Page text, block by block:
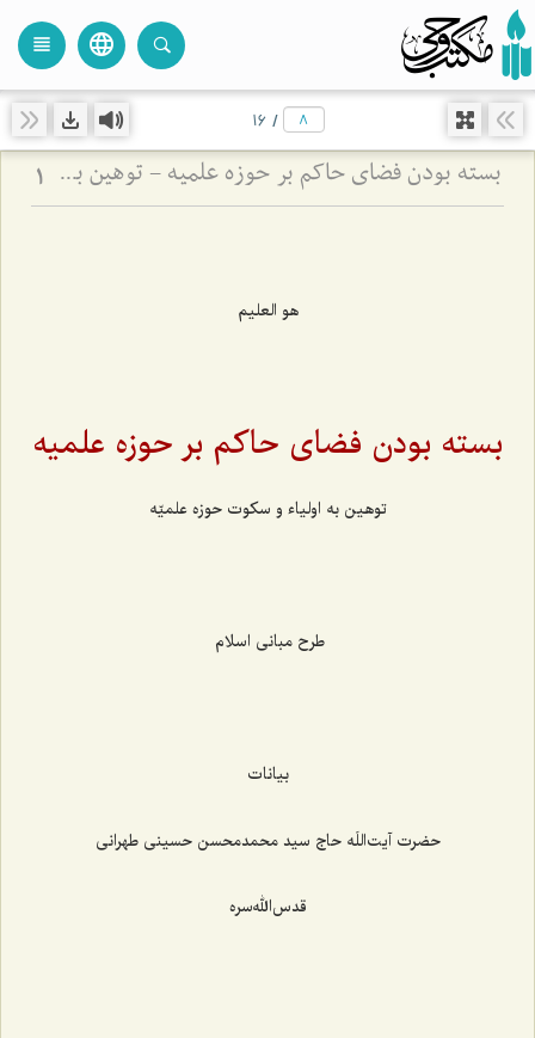
language
view_headline
/
16
بسته بودن فضای حاکم بر حوزه علمیه - توهین به اولیاء و سکوت حوزه علمیّه 1
هو العليم
بسته بودن فضای حاکم بر حوزه علمیه
توهین به اولیاء و سکوت حوزه علمیّه
طرح مبانی اسلام
بیانات
حضرت آیت‌اللَه حاج سید محمدمحسن حسینی طهرانی
قدس‌الله‌سره